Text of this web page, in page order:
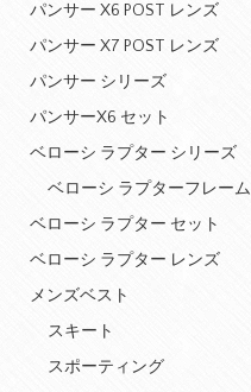
パンサー X6 POST レンズ
パンサー X7 POST レンズ
パンサー シリーズ
パンサーX6 セット
ベローシ ラプター シリーズ
ベローシ ラプターフレーム
ベローシ ラプター セット
ベローシ ラプター レンズ
メンズベスト
スキート
スポーティング